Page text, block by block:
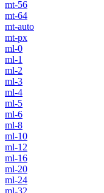
mt-56
mt-64
mt-auto
mt-px
ml-0
ml-1
ml-2
ml-3
ml-4
ml-5
ml-6
ml-8
ml-10
ml-12
ml-16
ml-20
ml-24
ml-32